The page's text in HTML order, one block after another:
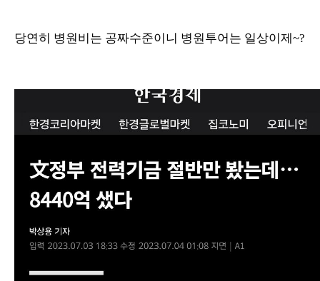
당연히 병원비는 공짜수준이니 병원투어는 일상이제~?